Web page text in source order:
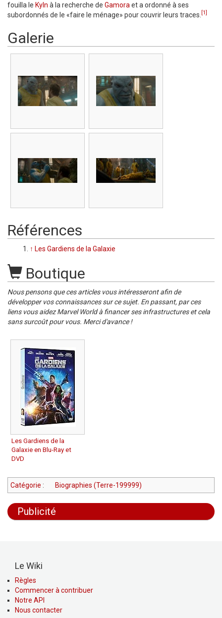
fouilla le Kyln à la recherche de Gamora et a ordonné à ses
subordonnés de le «faire le ménage» pour couvrir leurs traces.
[1]
Galerie
Références
↑ Les Gardiens de la Galaxie
Boutique
Nous pensons que ces articles vous intéresseront afin de
développer vos connaissances sur ce sujet. En passant, par ces
liens vous aidez Marvel World à financer ses infrastructures et cela
sans surcoût pour vous. Merci d'avance !
Les Gardiens de la
Galaxie en Blu-Ray et
DVD
Catégorie : Biographies (Terre-199999)
Publicité
Le Wiki
Règles
Commencer à contribuer
Notre API
Nous contacter